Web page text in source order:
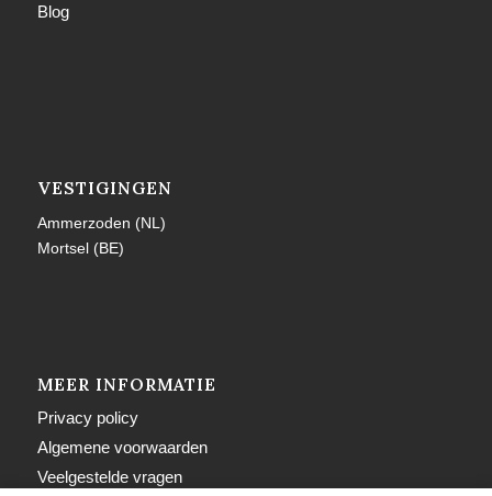
Blog
VESTIGINGEN
Ammerzoden (NL)
Mortsel (BE)
MEER INFORMATIE
Privacy policy
Algemene voorwaarden
Veelgestelde vragen